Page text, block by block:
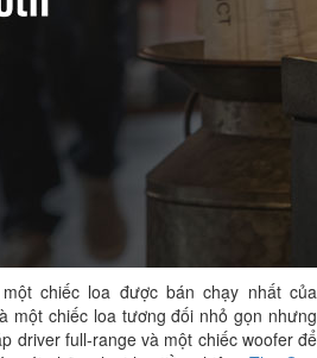
chiếc loa được bán chạy nhất của
một chiếc loa tương đối nhỏ gọn nhưng
driver full-range và một chiếc woofer để